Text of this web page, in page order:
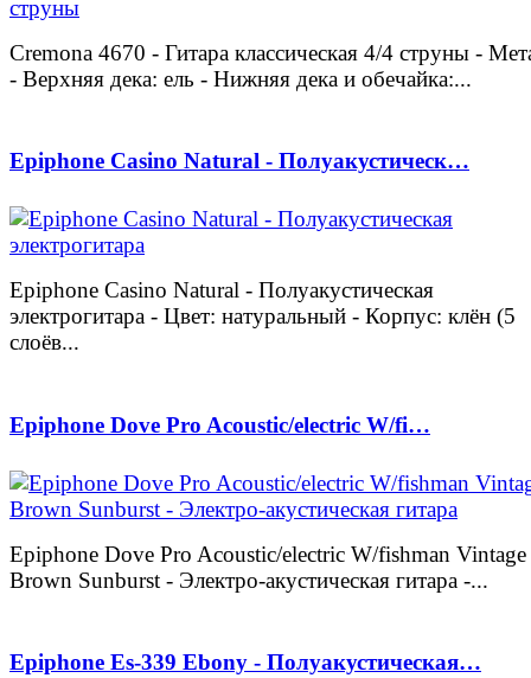
Cremona 4670 - Гитара классическая 4/4 струны -
- Верхняя дека: ель - Нижняя дека и обечайка:...
Epiphone Casino Natural - Полуакустическ…
Epiphone Casino Natural - Полуакустическая
электрогитара - Цвет: натуральный - Корпус: клён (5
слоёв...
Epiphone Dove Pro Acoustic/electric W/fi…
Epiphone Dove Pro Acoustic/electric W/fishman Vintage
Brown Sunburst - Электро-акустическая гитара -...
Epiphone Es-339 Ebony - Полуакустическая…